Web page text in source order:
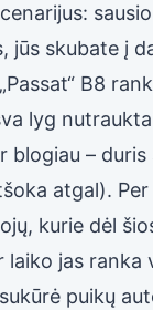
jūs skubate į
B8
lyg
blogiau –
atgal). Per
kurie dėl
laiko jas ranka
puikų